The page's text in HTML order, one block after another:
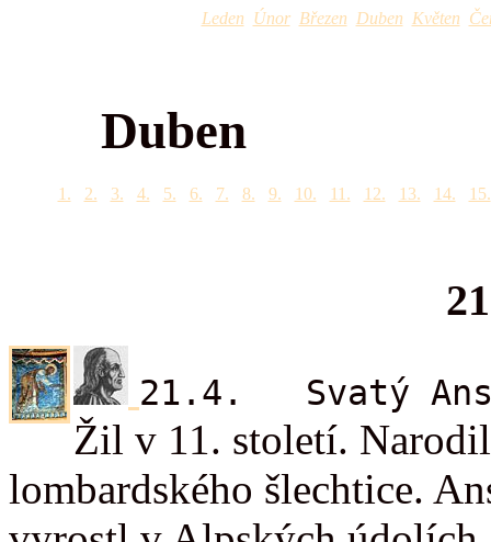
Leden Únor Březen Duben Květen
Duben
1. 2. 3. 4. 5. 6. 7. 8. 9. 10. 11. 12. 13. 14. 15.
21.4. Svatý
Žil v 11. století.
lombardského šlechtice.